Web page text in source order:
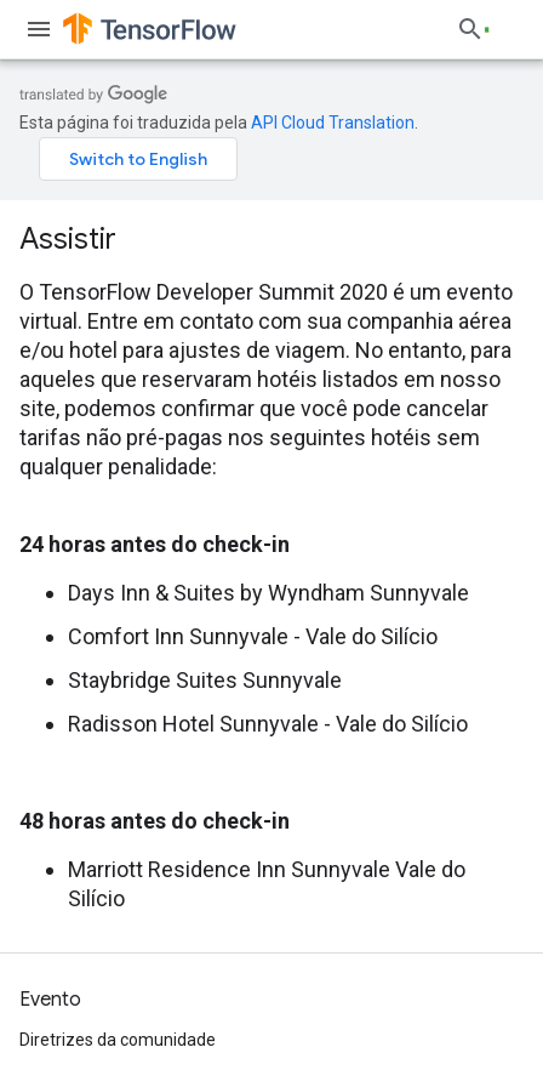
Esta página foi traduzida pela API Cloud Translation
Assistir
O TensorFlow Developer Summit 2020 é um evento
virtual. Entre em contato com sua companhia aérea
e/ou hotel para ajustes de viagem. No entanto, para
aqueles que reservaram hotéis listados em nosso
site, podemos confirmar que você pode cancelar
tarifas não pré-pagas nos seguintes hotéis sem
qualquer penalidade:
24 horas antes do check-in
Days Inn & Suites by Wyndham Sunnyvale
Comfort Inn Sunnyvale - Vale do Silício
Staybridge Suites Sunnyvale
Radisson Hotel Sunnyvale - Vale do Silício
48 horas antes do check-in
Marriott Residence Inn Sunnyvale Vale do
Silício
Evento
Diretrizes da comunidade